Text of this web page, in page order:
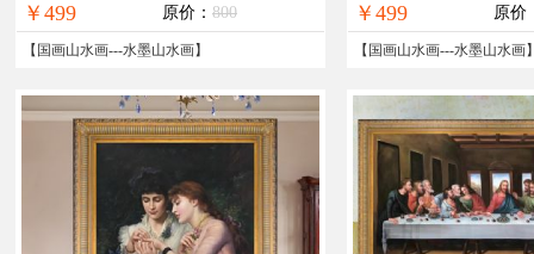
￥499 原价： 800
【 国画山水画---水墨山水画】
￥499 原价
【 国画山水画---水墨山水画